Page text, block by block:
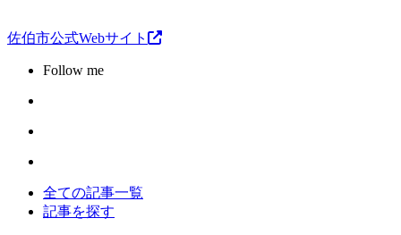
佐伯市公式Webサイト
Follow me
全ての記事一覧
記事を探す